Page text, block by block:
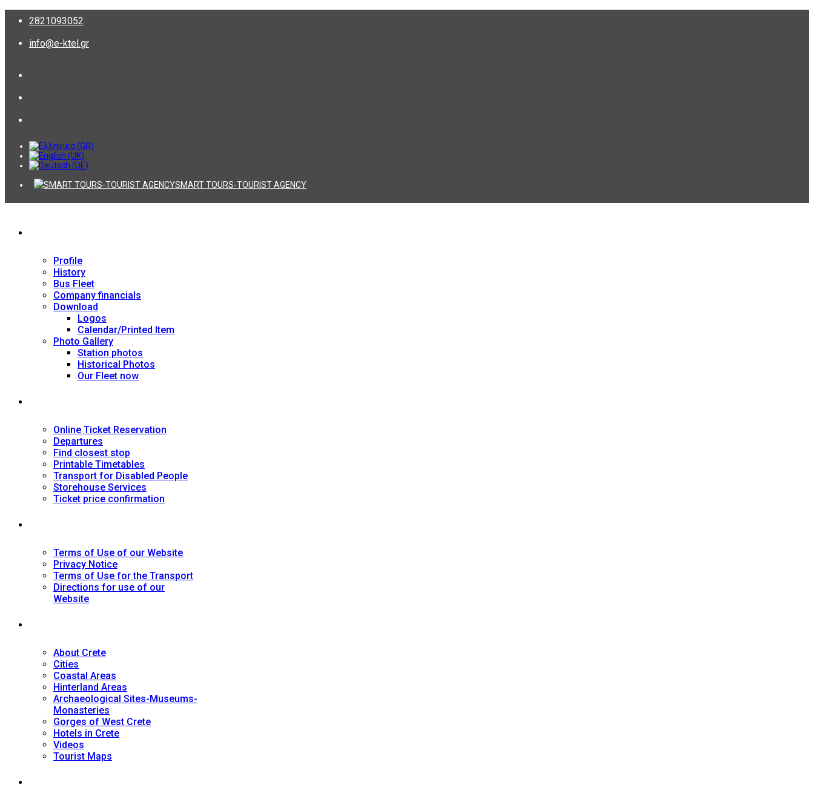
2821093052
info@e-ktel.gr
SMART TOURS-TOURIST AGENCY
Profile
History
Bus Fleet
Company financials
Download
Logos
Calendar/Printed Item
Photo Gallery
Station photos
Historical Photos
Our Fleet now
Online Ticket Reservation
Departures
Find closest stop
Printable Timetables
Transport for Disabled People
Storehouse Services
Ticket price confirmation
Terms of Use of our Website
Privacy Notice
Terms of Use for the Transport
Directions for use of our
Website
About Crete
Cities
Coastal Areas
Hinterland Areas
Archaeological Sites-Museums-
Monasteries
Gorges of West Crete
Hotels in Crete
Videos
Tourist Maps